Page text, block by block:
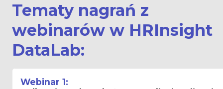
Tematy nagrań z
webinarów w HRInsight
DataLab:
Webinar 1: